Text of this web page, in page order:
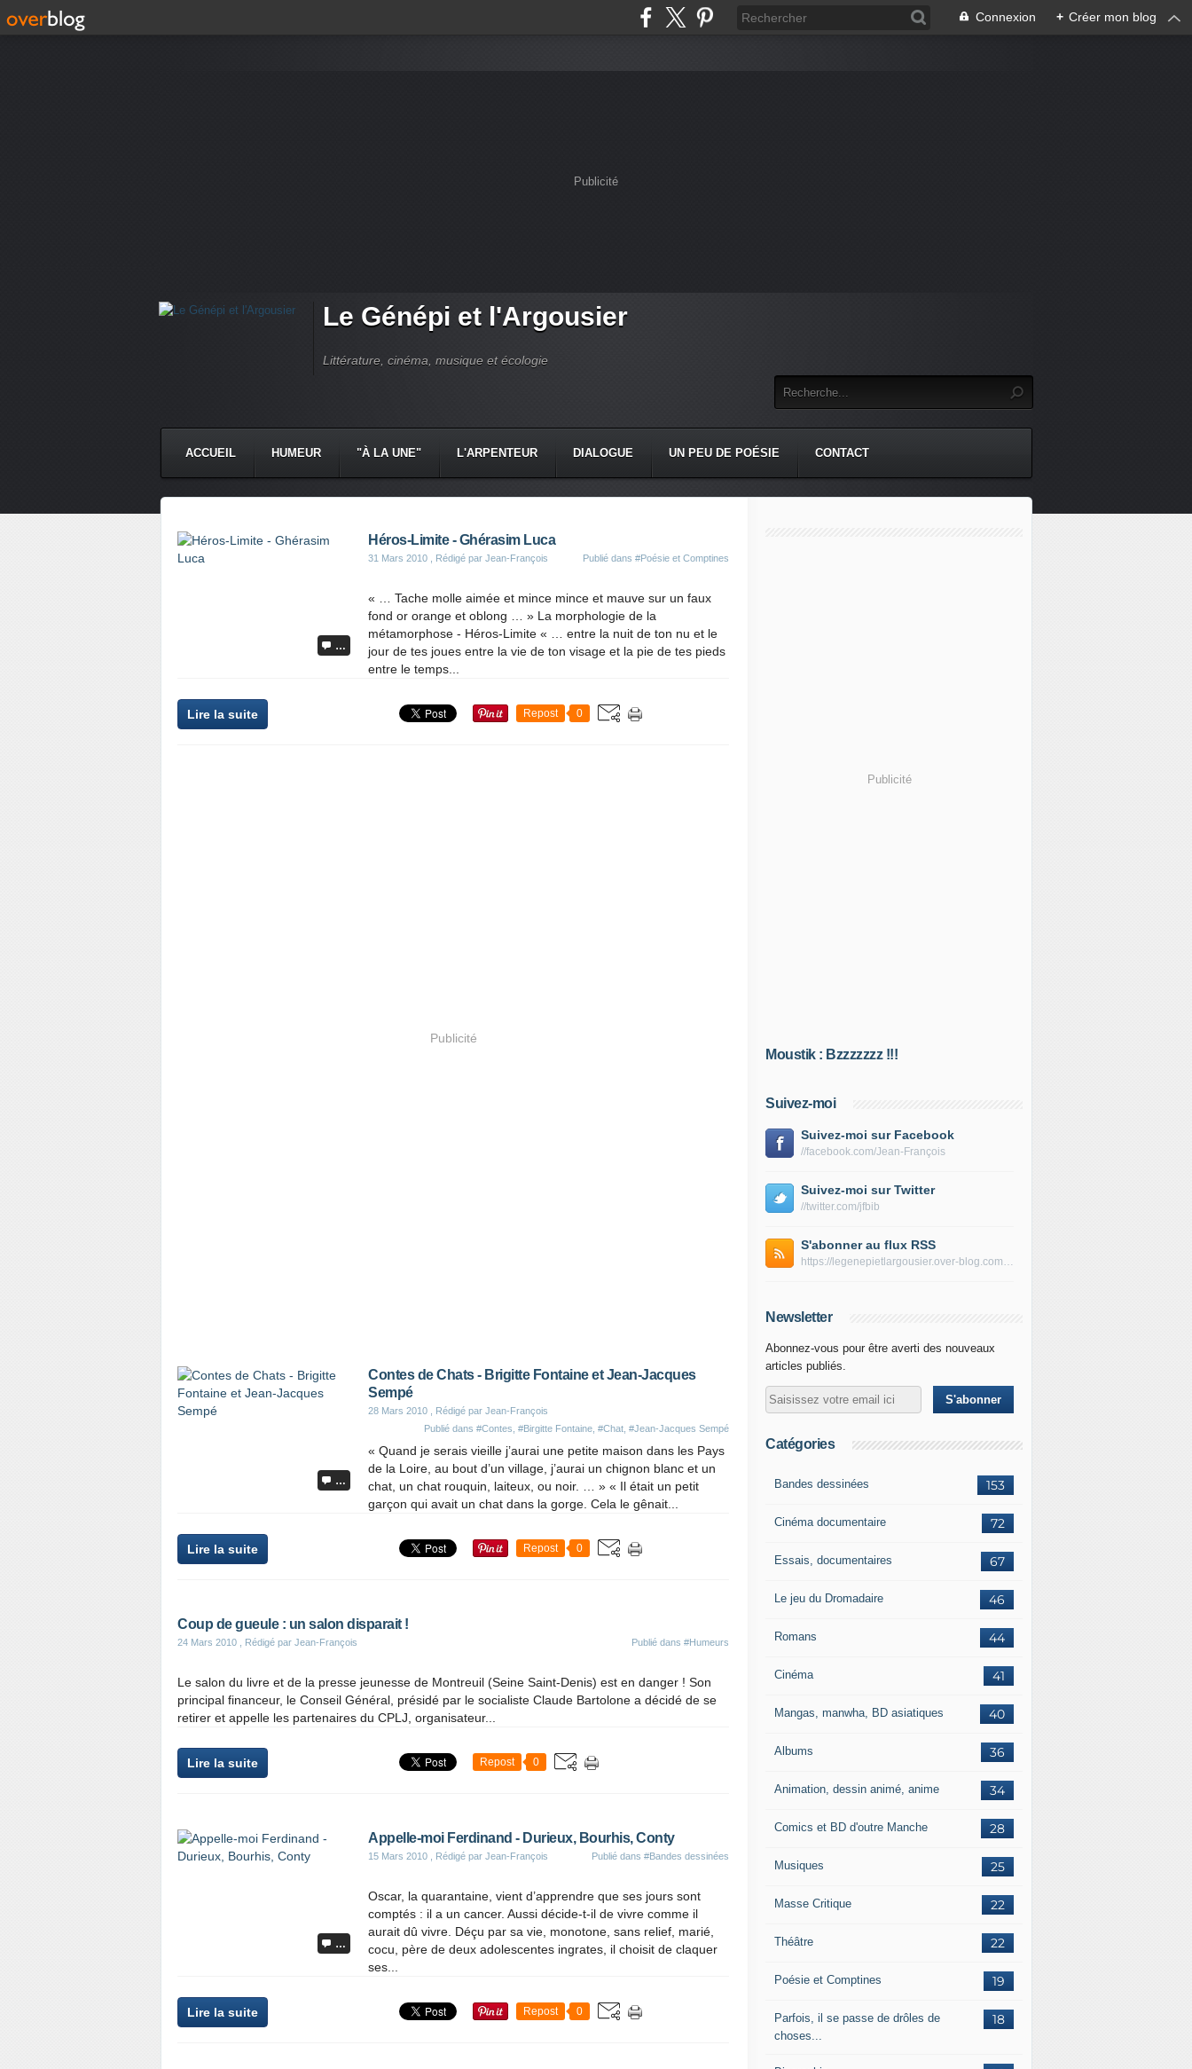
Connexion + Créer mon blog
Publicité
Le Génépi et l'Argousier
Littérature, cinéma, musique et écologie
ACCUEIL HUMEUR "À LA UNE" L'ARPENTEUR DIALOGUE UN PEU DE POÉSIE CONTACT
…
Héros-Limite - Ghérasim Luca
31 Mars 2010 , Rédigé par Jean-François Publié dans #Poésie et Comptines
« … Tache molle aimée et mince mince et mauve sur un faux
fond or orange et oblong … » La morphologie de la
métamorphose - Héros-Limite « … entre la nuit de ton nu et le
jour de tes joues entre la vie de ton visage et la pie de tes pieds
entre le temps...
Lire la suite Repost 0
Publicité
…
Contes de Chats - Brigitte Fontaine et Jean-Jacques
Sempé
28 Mars 2010 , Rédigé par Jean-François
Publié dans #Contes #Birgitte Fontaine #Chat #Jean-Jacques Sempé
« Quand je serais vieille j’aurai une petite maison dans les Pays
de la Loire, au bout d’un village, j’aurai un chignon blanc et un
chat, un chat rouquin, laiteux, ou noir. … » « Il était un petit
garçon qui avait un chat dans la gorge. Cela le gênait...
Lire la suite Repost 0
Coup de gueule : un salon disparait !
24 Mars 2010 , Rédigé par Jean-François Publié dans #Humeurs
Le salon du livre et de la presse jeunesse de Montreuil (Seine Saint-Denis) est en danger ! Son
principal financeur, le Conseil Général, présidé par le socialiste Claude Bartolone a décidé de se
retirer et appelle les partenaires du CPLJ, organisateur...
Lire la suite Repost 0
…
Appelle-moi Ferdinand - Durieux, Bourhis, Conty
15 Mars 2010 , Rédigé par Jean-François Publié dans #Bandes dessinées
Oscar, la quarantaine, vient d’apprendre que ses jours sont
comptés : il a un cancer. Aussi décide-t-il de vivre comme il
aurait dû vivre. Déçu par sa vie, monotone, sans relief, marié,
cocu, père de deux adolescentes ingrates, il choisit de claquer
ses...
Lire la suite Repost 0
Publicité
Moustik : Bzzzzzzz !!!
Suivez-moi
Suivez-moi sur Facebook
//facebook.com/Jean-François
Suivez-moi sur Twitter
//twitter.com/jfbib
S'abonner au flux RSS
https://legenepietlargousier.over-blog.com/rss
Newsletter
Abonnez-vous pour être averti des nouveaux
articles publiés.
Catégories
153
Bandes dessinées
72
Cinéma documentaire
67
Essais, documentaires
46
Le jeu du Dromadaire
44
Romans
41
Cinéma
40
Mangas, manwha, BD asiatiques
36
Albums
34
Animation, dessin animé, anime
28
Comics et BD d'outre Manche
25
Musiques
22
Masse Critique
22
Théâtre
19
Poésie et Comptines
18
Parfois, il se passe de drôles de
choses...